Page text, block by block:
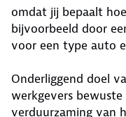
omdat jij bepaalt
bijvoorbeeld door
voor een type auto
Onderliggend doel
werkgevers
verduurzaming van